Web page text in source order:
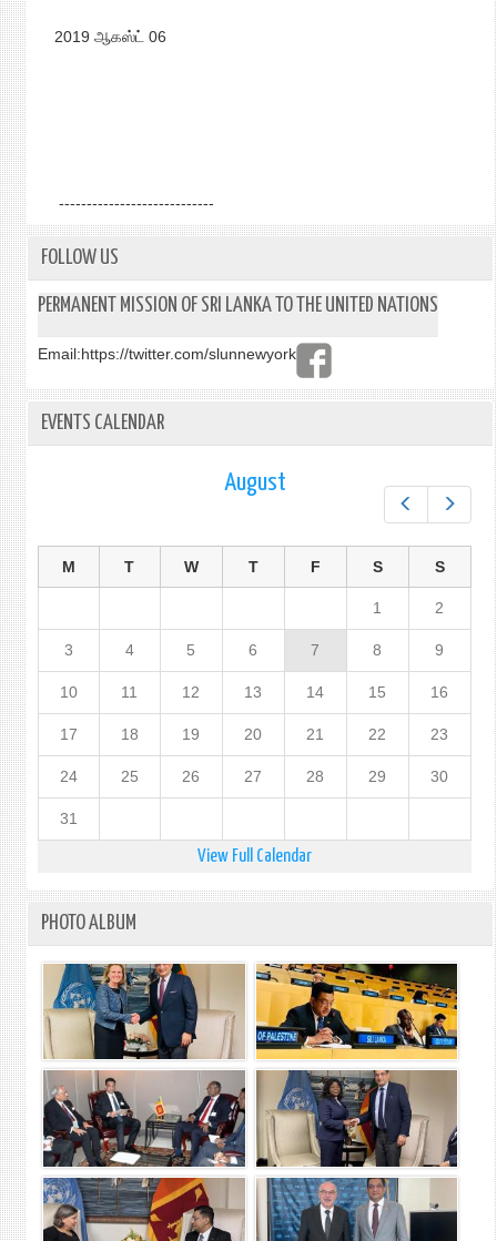
2019 ஆகஸ்ட் 06
----------------------------
FOLLOW US
PERMANENT MISSION OF SRI LANKA TO THE UNITED NATIONS
Email:https://twitter.com/slunnewyork
EVENTS CALENDAR
August
M T W T F S S
1 2
3 4 5 6 7 8 9
10 11 12 13 14 15 16
17 18 19 20 21 22 23
24 25 26 27 28 29 30
31
View Full Calendar
PHOTO ALBUM